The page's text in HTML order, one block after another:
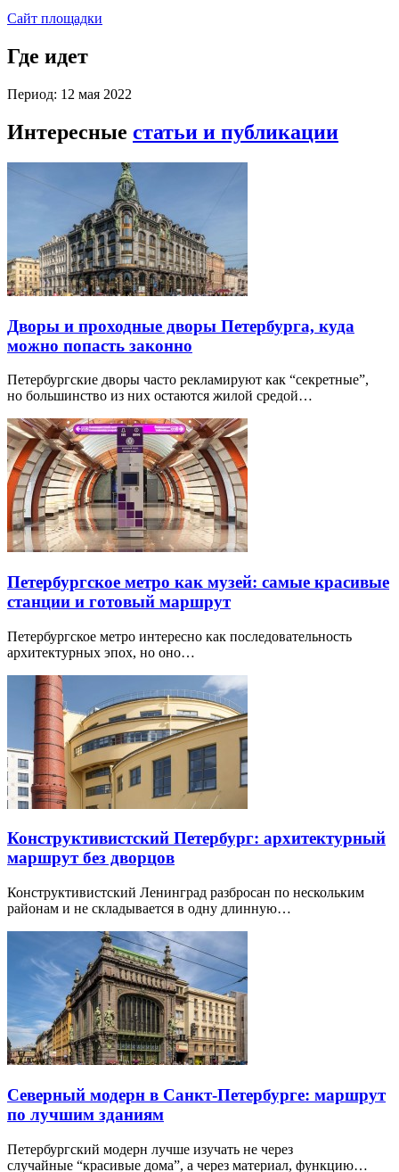
Сайт площадки
Где идет
Период: 12 мая 2022
Интересные статьи и публикации
Дворы и проходные дворы Петербурга, куда
можно попасть законно
Петербургские дворы часто рекламируют как “секретные”,
но большинство из них остаются жилой средой…
Петербургское метро как музей: самые красивые
станции и готовый маршрут
Петербургское метро интересно как последовательность
архитектурных эпох, но оно…
Конструктивистский Петербург: архитектурный
маршрут без дворцов
Конструктивистский Ленинград разбросан по нескольким
районам и не складывается в одну длинную…
Северный модерн в Санкт-Петербурге: маршрут
по лучшим зданиям
Петербургский модерн лучше изучать не через
случайные “красивые дома”, а через материал, функцию…